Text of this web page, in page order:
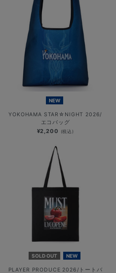
NEW
YOKOHAMA STAR☆NIGHT 2026/
エコバッグ
¥2,200 (税込)
SOLD OUT NEW
PLAYER PRODUCE 2026/トートバ